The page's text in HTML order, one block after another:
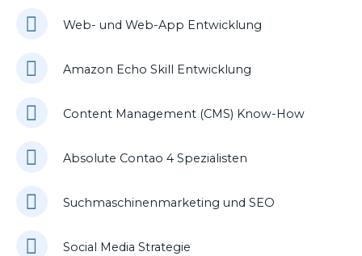
Web- und Web-App Entwicklung
Amazon Echo Skill Entwicklung
Content Management (CMS) Know-How
Absolute Contao 4 Spezialisten
Suchmaschinenmarketing und SEO
Social Media Strategie